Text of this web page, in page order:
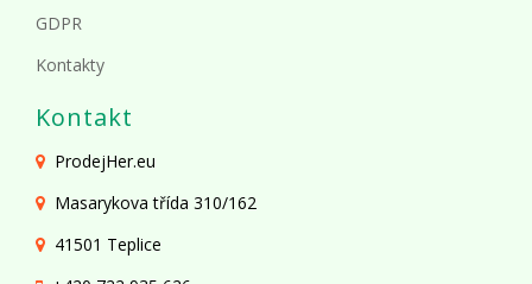
GDPR
Kontakty
Kontakt
ProdejHer.eu
Masarykova třída 310/162
41501 Teplice